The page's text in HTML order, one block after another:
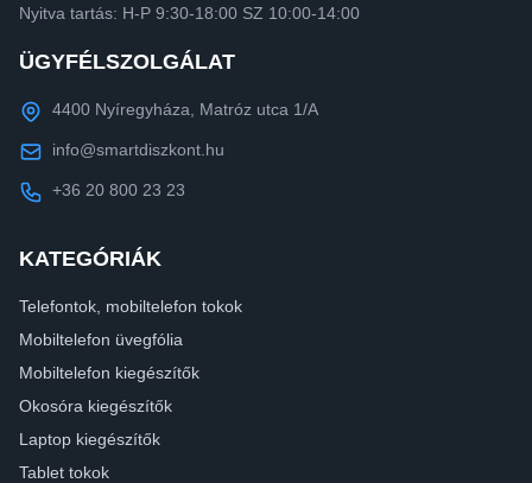
Nyitva tartás: H-P 9:30-18:00 SZ 10:00-14:00
ÜGYFÉLSZOLGÁLAT
4400 Nyíregyháza, Matróz utca 1/A
info@smartdiszkont.hu
+36 20 800 23 23
KATEGÓRIÁK
Telefontok, mobiltelefon tokok
Mobiltelefon üvegfólia
Mobiltelefon kiegészítők
Okosóra kiegészítők
Laptop kiegészítők
Tablet tokok